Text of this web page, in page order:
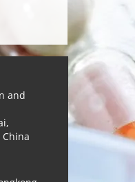
and
China